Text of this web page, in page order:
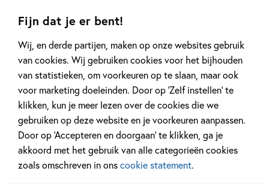
Fijn dat je er bent!
Wij, en derde partijen, maken op onze websites gebruik
van cookies. Wij gebruiken cookies voor het bijhouden
van statistieken, om voorkeuren op te slaan, maar ook
voor marketing doeleinden. Door op ‘Zelf instellen’ te
klikken, kun je meer lezen over de cookies die we
gebruiken op deze website en je voorkeuren aanpassen.
Door op ‘Accepteren en doorgaan’ te klikken, ga je
akkoord met het gebruik van alle categorieën cookies
zoals omschreven in onscookie statement.
Ludwig Volbeda
...
Lees meer